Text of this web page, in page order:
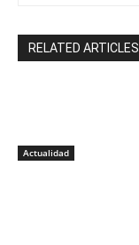
RELATED ARTICLES
Actualidad